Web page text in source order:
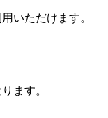
いただけます。
ます。